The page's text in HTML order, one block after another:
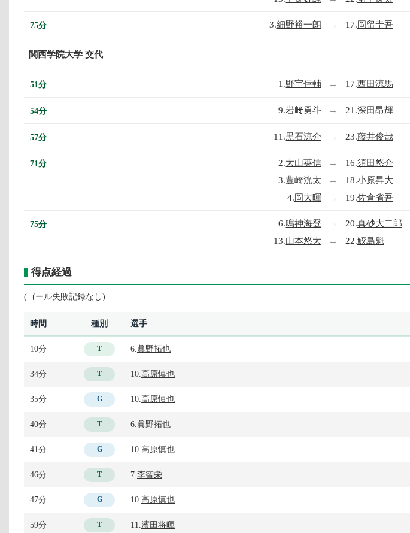
75分 3.細野裕一朗 → 17.岡留圭吾
関西学院大学 交代
51分 1.野宇倖輔 → 17.西田涼馬
54分 9.岩﨑勇斗 → 21.深田昂輝
57分 11.黒石涼介 → 23.藤井俊哉
71分 2.大山英信 → 16.須田悠介
3.豊崎洸太 → 18.小原昇大
4.岡大暉 → 19.佐倉省吾
75分 6.鳴神海登 → 20.真砂大二郎
13.山本悠大 → 22.鮫島魁
得点経過
(ゴール失敗記録なし)
時間 種別 選手
10分 T 6. 眞野拓也
34分 T 10. 高原慎也
35分 G 10. 高原慎也
40分 T 6. 眞野拓也
41分 G 10. 高原慎也
46分 T 7. 李智栄
47分 G 10. 高原慎也
59分 T 11. 濱田将暉